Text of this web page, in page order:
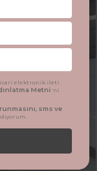
elektronik ileti
Metni 'ni
sms ve